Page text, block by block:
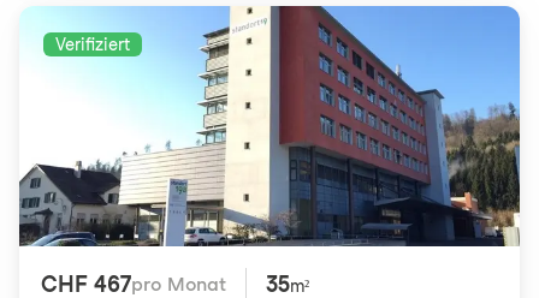
Verifiziert
CHF 467pro Monat 35m²